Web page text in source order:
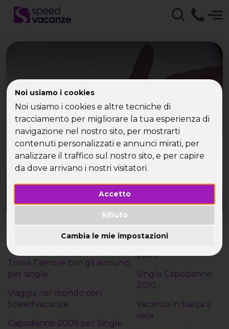
Noi usiamo i cookies
Noi usiamo i cookies e altre tecniche di
tracciamento per migliorare la tua esperienza di
navigazione nel nostro sito, per mostrarti
contenuti personalizzati e annunci mirati, per
analizzare il traffico sul nostro sito, e per capire
da dove arrivano i nostri visitatori.
Accetto
Rifiuto
Cambia le mie impostazioni
Speed Vacanze - Viaggi
per Single, vacanze,
weekend e turismo
Trova l"amore con gli annunci
per single
Viaggia nel mondo con
SpeedVacanze
Capodanno 2009 per Single
2009
Single Capodanno
2010
Vacanza in barca a
vela